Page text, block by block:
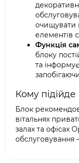
очищувати
елементів
Функція
блоку
та
Кому підійде
Блок
вітальнях
залах та офісах
обслуговування